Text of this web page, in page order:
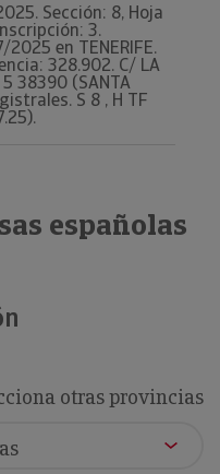
Sección: 8, Hoja
3.
en TENERIFE.
328.902. C/ LA
5 38390 (SANTA
S 8 , H TF
españolas
otras provincias